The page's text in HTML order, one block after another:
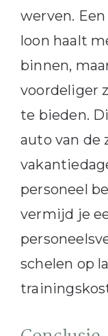
werven.
loon haalt
binnen,
voordeliger
te bieden.
auto van de
personeel
vermijd je
schelen op